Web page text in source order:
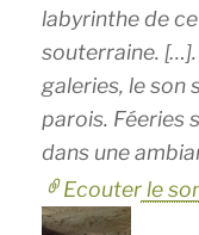
labyrinthe de
souterraine.
galeries, le son
parois. Féeries
dans une
Ecouter le